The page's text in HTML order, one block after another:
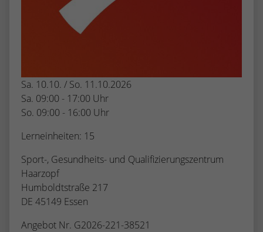
Sa. 10.10. / So. 11.10.2026
Sa. 09:00 - 17:00 Uhr
So. 09:00 - 16:00 Uhr
Lerneinheiten: 15
Sport-, Gesundheits- und Qualifizierungszentrum
Haarzopf
Humboldtstraße 217
DE 45149 Essen
Angebot Nr. G2026-221-38521